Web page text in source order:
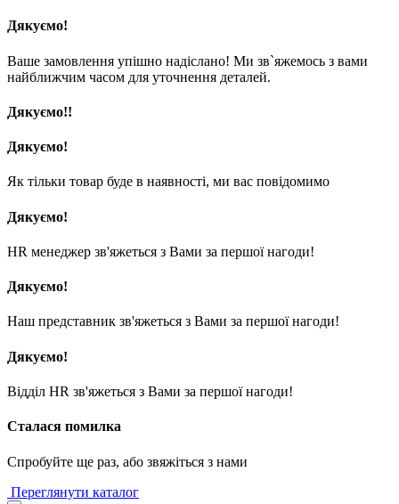
Дякуємо!
Ваше замовлення упішно надіслано! Ми зв`яжемось з вами
найближчим часом для уточнення деталей.
Дякуємо!!
Дякуємо!
Як тільки товар буде в наявності, ми вас повідомимо
Дякуємо!
HR менеджер зв'яжеться з Вами за першої нагоди!
Дякуємо!
Наш представник зв'яжеться з Вами за першої нагоди!
Дякуємо!
Відділ HR зв'яжеться з Вами за першої нагоди!
Сталася помилка
Спробуйте ще раз, або звяжіться з нами
Переглянути каталог